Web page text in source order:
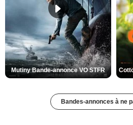
Mutiny Bande-annonce VO STFR
Bandes-annonces à ne